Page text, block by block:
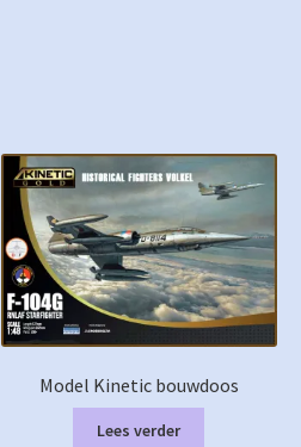
Model Kinetic bouwdoos
Lees verder